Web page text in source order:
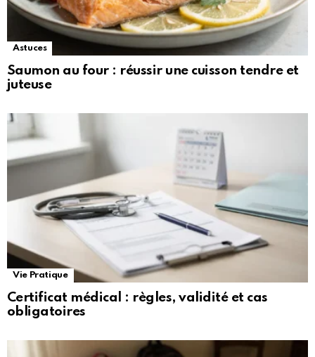
Astuces
Saumon au four : réussir une cuisson tendre et
juteuse
Vie Pratique
Certificat médical : règles, validité et cas
obligatoires